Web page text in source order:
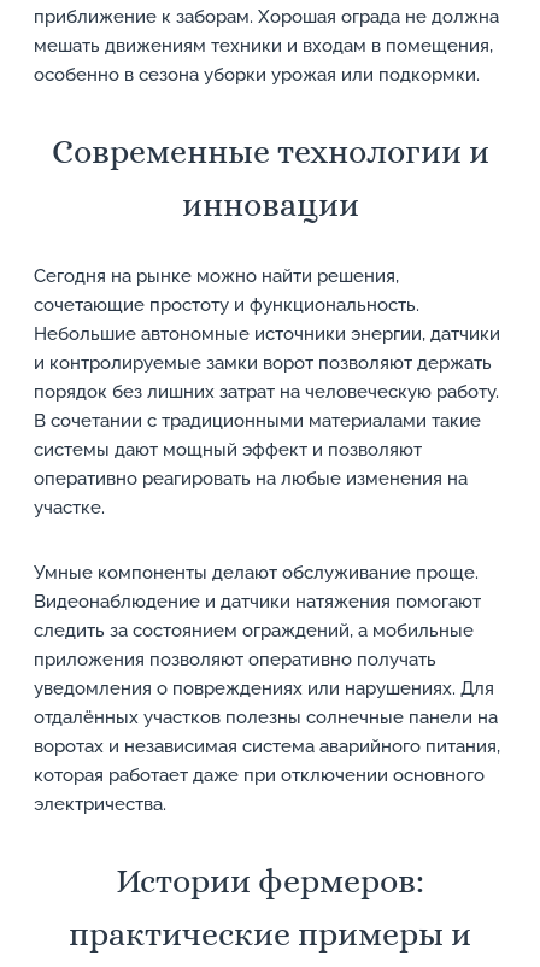
приближение к заборам. Хорошая ограда не должна
мешать движениям техники и входам в помещения,
особенно в сезона уборки урожая или подкормки.
Современные технологии и
инновации
Сегодня на рынке можно найти решения,
сочетающие простоту и функциональность.
Небольшие автономные источники энергии, датчики
и контролируемые замки ворот позволяют держать
порядок без лишних затрат на человеческую работу.
В сочетании с традиционными материалами такие
системы дают мощный эффект и позволяют
оперативно реагировать на любые изменения на
участке.
Умные компоненты делают обслуживание проще.
Видеонаблюдение и датчики натяжения помогают
следить за состоянием ограждений, а мобильные
приложения позволяют оперативно получать
уведомления о повреждениях или нарушениях. Для
отдалённых участков полезны солнечные панели на
воротах и независимая система аварийного питания,
которая работает даже при отключении основного
электричества.
Истории фермеров:
практические примеры и